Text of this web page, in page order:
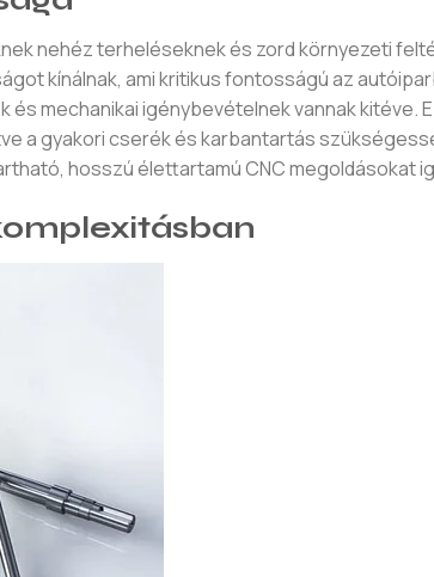
nehéz terheléseknek és zord környezeti
kínálnak, ami kritikus fontosságú az
mechanikai igénybevételnek vannak kitéve.
a gyakori cserék és karbantartás
hosszú élettartamú CNC megoldásokat